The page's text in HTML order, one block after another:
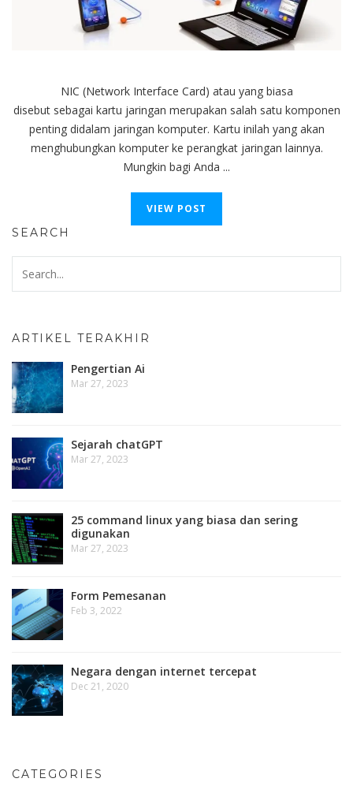
NIC (Network Interface Card) atau yang biasa
disebut sebagai kartu jaringan merupakan salah satu komponen
penting didalam jaringan komputer. Kartu inilah yang akan
menghubungkan komputer ke perangkat jaringan lainnya.
Mungkin bagi Anda ...
VIEW POST
SEARCH
ARTIKEL TERAKHIR
Pengertian Ai
Mar 27, 2023
Sejarah chatGPT
Mar 27, 2023
25 command linux yang biasa dan sering
digunakan
Mar 27, 2023
Form Pemesanan
Feb 3, 2022
Negara dengan internet tercepat
Dec 21, 2020
CATEGORIES